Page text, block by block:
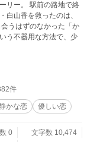
リー。 駅前の路地で絡
白山香を救ったのは、
うはずのなかった「か
う不器用な方法で、少
件
かな恋 優しい恋
0
文字数 10,474